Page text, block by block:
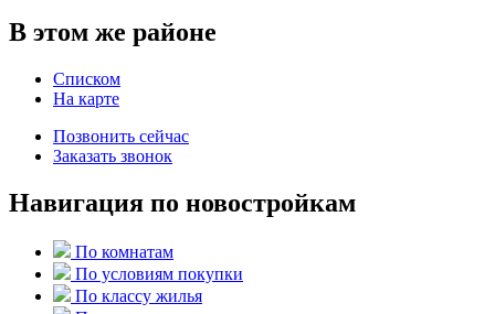
В этом же районе
Списком
На карте
Позвонить сейчас
Заказать звонок
Навигация по новостройкам
По комнатам
По условиям покупки
По классу жилья